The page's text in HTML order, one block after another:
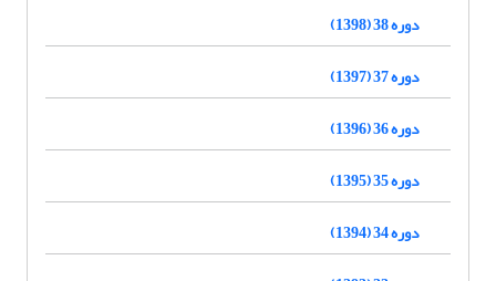
دوره 38 (1398)
دوره 37 (1397)
دوره 36 (1396)
دوره 35 (1395)
دوره 34 (1394)